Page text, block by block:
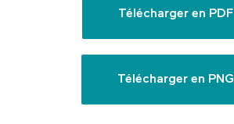
Télécharger en PDF
Télécharger en PNG